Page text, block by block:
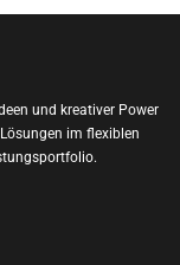
und kreativer Power
im flexiblen